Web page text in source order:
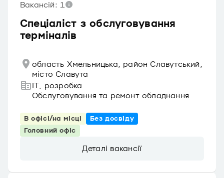
Спеціаліст з обслуговування
терміналів
Вакансій: 1
область Хмельницька, район Славутський,
місто Славута
IT, розробка
Обслуговування та ремонт обладнання
В офісі/на місці
Без досвіду
Головний офіс
Деталі вакансії